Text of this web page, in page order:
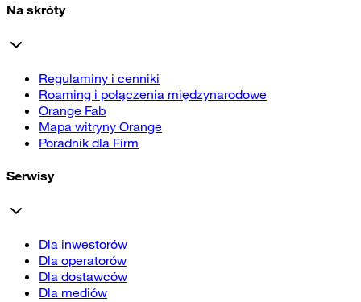
Na skróty
Regulaminy i cenniki
Roaming i połączenia międzynarodowe
Orange Fab
Mapa witryny Orange
Poradnik dla Firm
Serwisy
Dla inwestorów
Dla operatorów
Dla dostawców
Dla mediów